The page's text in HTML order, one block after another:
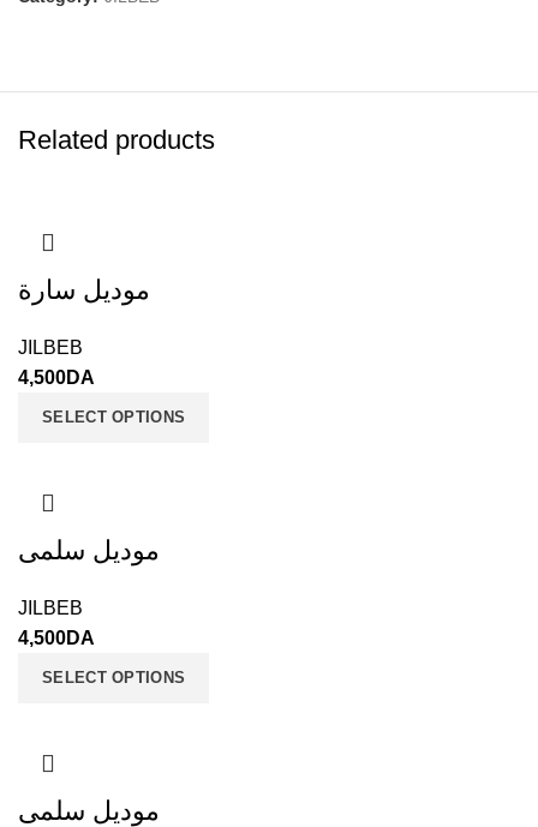
Related products
موديل سارة
JILBEB
4,500DA
SELECT OPTIONS
موديل سلمى
JILBEB
4,500DA
SELECT OPTIONS
موديل سلمى